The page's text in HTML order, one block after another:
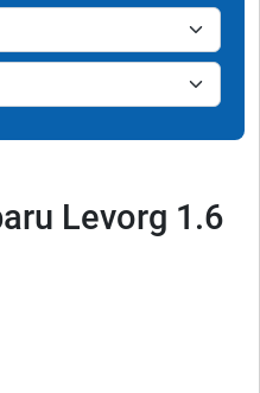
Levorg 1.6